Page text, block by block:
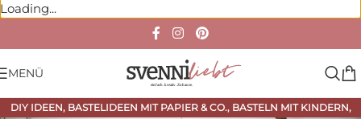
Loading...
MENÜ
DIY IDEEN, BASTELIDEEN MIT PAPIER & CO., BASTELN MIT KINDERN,